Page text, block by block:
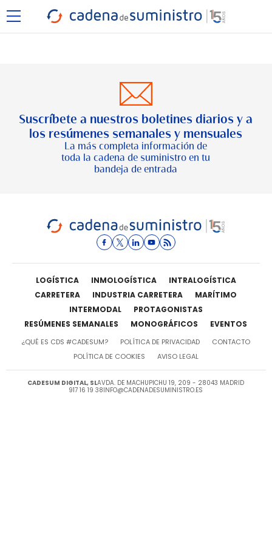
Suscríbete a nuestros boletines diarios y a
los resúmenes semanales y mensuales
La más completa información de
toda la cadena de suministro en tu
bandeja de entrada
LOGÍSTICA INMOLOGÍSTICA
INTRALOGÍSTICA
CARRETERA
INDUSTRIA CARRETERA
MARÍTIMO
INTERMODAL
PROTAGONISTAS
RESÚMENES SEMANALES
MONOGRÁFICOS EVENTOS
¿QUÉ ES CDS #CADESUM? POLÍTICA DE PRIVACIDAD
CONTACTO
POLÍTICA DE COOKIES
AVISO LEGAL
CADESUM DIGITAL, SLAVDA. DE MACHUPICHU 19, 209 - 28043 MADRID
917 16 19 38INFO@CADENADESUMINISTRO.ES